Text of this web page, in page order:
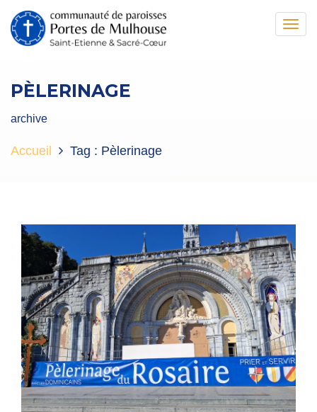
PÈLERINAGE
archive
Accueil Tag : Pèlerinage